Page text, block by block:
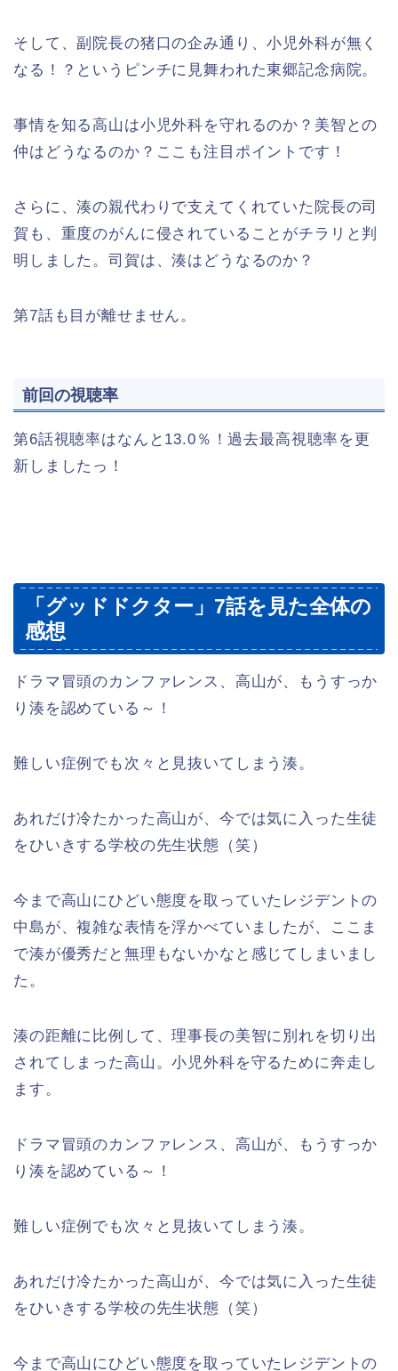
そして、副院長の猪口の企み通り、小児外科が無く
なる！？というピンチに見舞われた東郷記念病院。
事情を知る高山は小児外科を守れるのか？美智との
仲はどうなるのか？ここも注目ポイントです！
さらに、湊の親代わりで支えてくれていた院長の司
賀も、重度のがんに侵されていることがチラリと判
明しました。司賀は、湊はどうなるのか？
第7話も目が離せません。
前回の視聴率
第6話視聴率はなんと13.0％！過去最高視聴率を更
新しましたっ！
「グッドドクター」7話を見た全体の
感想
ドラマ冒頭のカンファレンス、高山が、もうすっか
り湊を認めている～！
難しい症例でも次々と見抜いてしまう湊。
あれだけ冷たかった高山が、今では気に入った生徒
をひいきする学校の先生状態（笑）
今まで高山にひどい態度を取っていたレジデントの
中島が、複雑な表情を浮かべていましたが、ここま
で湊が優秀だと無理もないかなと感じてしまいまし
た。
湊の距離に比例して、理事長の美智に別れを切り出
されてしまった高山。小児外科を守るために奔走し
ます。
ドラマ冒頭のカンファレンス、高山が、もうすっか
り湊を認めている～！
難しい症例でも次々と見抜いてしまう湊。
あれだけ冷たかった高山が、今では気に入った生徒
をひいきする学校の先生状態（笑）
今まで高山にひどい態度を取っていたレジデントの